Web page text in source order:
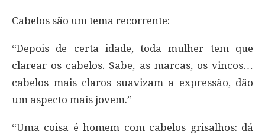
Cabelos são um tema recorrente:
“Depois de certa idade, toda mulher tem que
clarear os cabelos. Sabe, as marcas, os vincos…
cabelos mais claros suavizam a expressão, dão
um aspecto mais jovem.”
“Uma coisa é homem com cabelos grisalhos: dá